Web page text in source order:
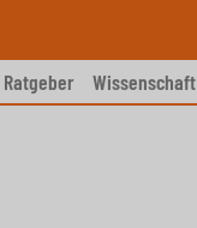
Ratgeber Wissenschaft